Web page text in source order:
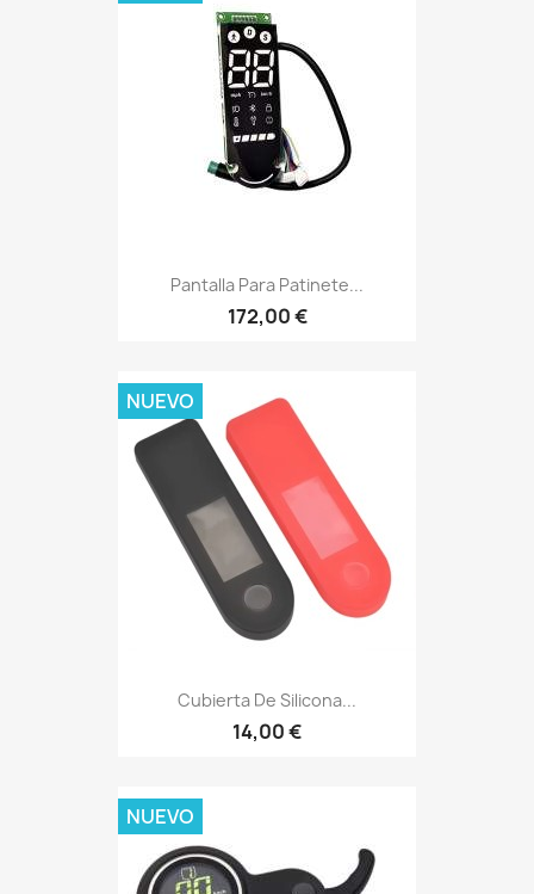
Pantalla Para Patinete...
172,00 €
Cubierta De Silicona...
14,00 €
NUEVO
NUEVO